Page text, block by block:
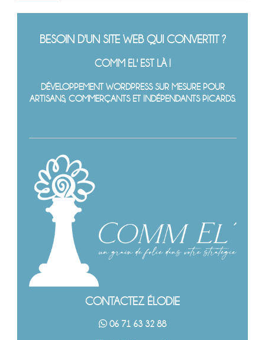
BESOIN D'UN SITE WEB QUI CONVERTIT ?
COMM EL' EST LÀ !
DÉVELOPPEMENT WORDPRESS SUR MESURE POUR
ARTISANS, COMMERÇANTS ET INDÉPENDANTS PICARDS.
CONTACTEZ ÉLODIE
06 71 63 32 88